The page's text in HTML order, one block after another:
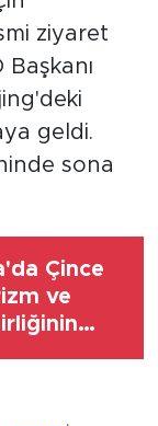
ziyaret
geldi.
sona
Çince
ve